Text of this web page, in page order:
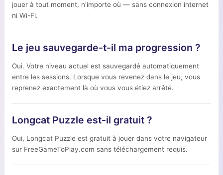
jouer à tout moment, n'importe où — sans connexion internet
ni Wi-Fi.
Le jeu sauvegarde-t-il ma progression ?
Oui. Votre niveau actuel est sauvegardé automatiquement
entre les sessions. Lorsque vous revenez dans le jeu, vous
reprenez exactement là où vous vous étiez arrêté.
Longcat Puzzle est-il gratuit ?
Oui, Longcat Puzzle est gratuit à jouer dans votre navigateur
sur FreeGameToPlay.com sans téléchargement requis.